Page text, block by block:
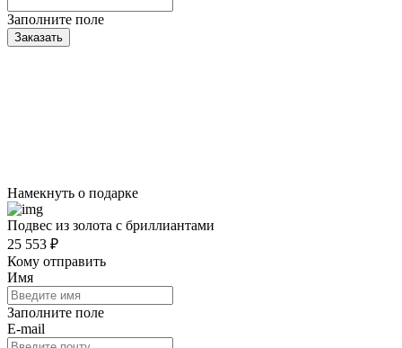
Заполните поле
Заказать
Намекнуть о подарке
Подвес из золота с бриллиантами
25 553 ₽
Кому отправить
Имя
Заполните поле
E-mail